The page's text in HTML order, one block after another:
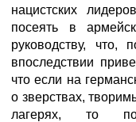
нацистских
посеять в
руководству, что,
впоследствии
что если на
о зверствах,
лагерях, то